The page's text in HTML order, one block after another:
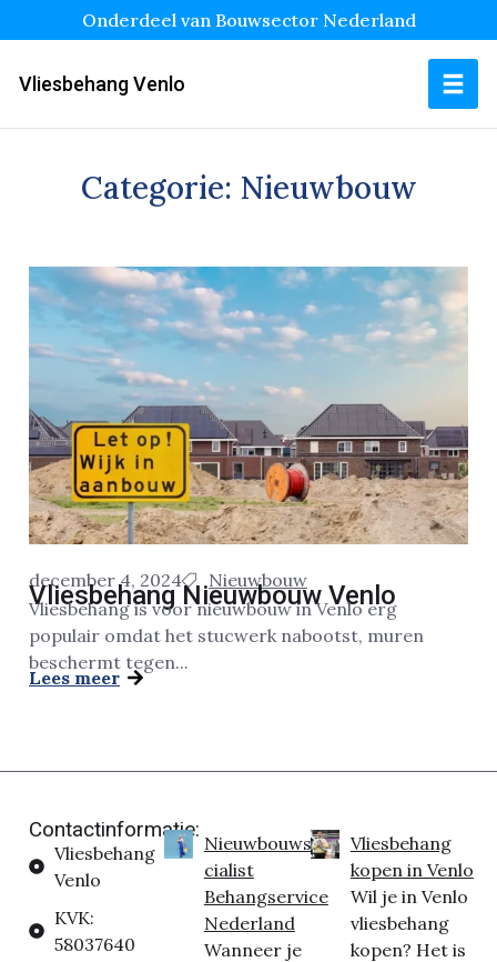
Onderdeel van Bouwsector Nederland
Vliesbehang Venlo
Categorie: Nieuwbouw
december 4, 2024 Nieuwbouw
Vliesbehang Nieuwbouw Venlo
Vliesbehang is voor nieuwbouw in Venlo erg
populair omdat het stucwerk nabootst, muren
beschermt tegen...
Lees meer
Contactinformatie:
Vliesbehang
Venlo
KVK:
58037640
Nieuwbouwspe
cialist
Behangservice
Nederland
Wanneer je
Vliesbehang
kopen in Venlo
Wil je in Venlo
vliesbehang
kopen? Het is